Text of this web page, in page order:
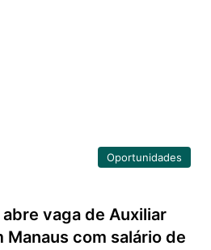
Oportunidades
vaga de Auxiliar
com salário de